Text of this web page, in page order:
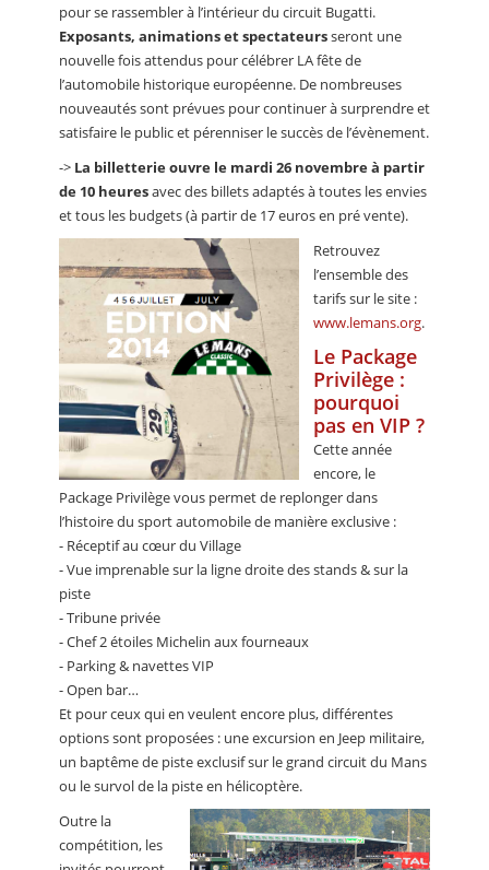
pour se rassembler à l’intérieur du circuit Bugatti.
Exposants, animations et spectateursseront une
nouvelle fois attendus pour célébrer LA fête de
l’automobile historique européenne. De nombreuses
nouveautés sont prévues pour continuer à surprendre et
satisfaire le public et pérenniser le succès de l’évènement.
-> La billetterie ouvre le mardi 26 novembre à partir
de 10 heuresavec des billets adaptés à toutes les envies
et tous les budgets (à partir de 17 euros en pré vente).
Retrouvez
l’ensemble des
tarifs sur le site :
www.lemans.org.
Le Package
Privilège :
pourquoi
pas en VIP ?
Cette année
encore, le
Package Privilège vous permet de replonger dans
l’histoire du sport automobile de manière exclusive :
- Réceptif au cœur du Village
- Vue imprenable sur la ligne droite des stands & sur la
piste
- Tribune privée
- Chef 2 étoiles Michelin aux fourneaux
- Parking & navettes VIP
- Open bar…
Et pour ceux qui en veulent encore plus, différentes
options sont proposées : une excursion en Jeep militaire,
un baptême de piste exclusif sur le grand circuit du Mans
ou le survol de la piste en hélicoptère.
Outre la
compétition, les